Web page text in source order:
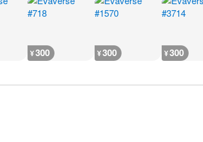
¥300 ¥300 ¥300